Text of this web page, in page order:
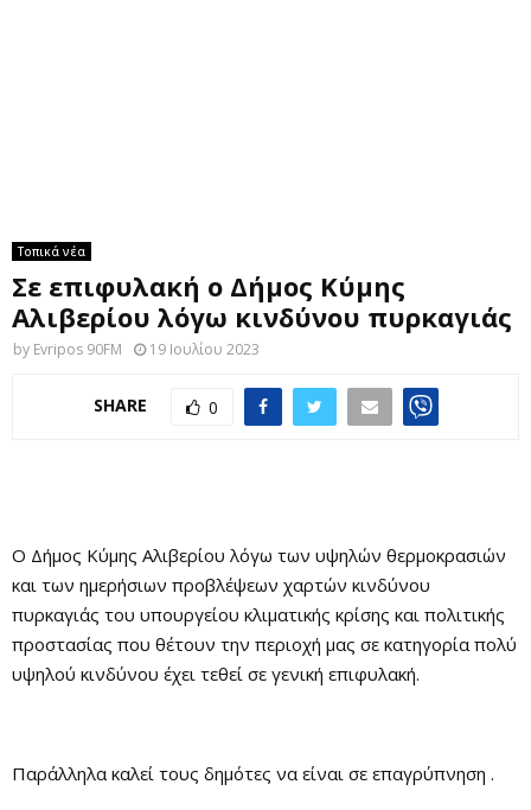
Τοπικά νέα
Σε επιφυλακή ο Δήμος Κύμης
Αλιβερίου λόγω κινδύνου πυρκαγιάς
by Evripos 90FM 19 Ιουλίου 2023
SHARE 0
Ο Δήμος Κύμης Αλιβερίου λόγω των υψηλών θερμοκρασιών
και των ημερήσιων προβλέψεων χαρτών κινδύνου
πυρκαγιάς του υπουργείου κλιματικής κρίσης και πολιτικής
προστασίας που θέτουν την περιοχή μας σε κατηγορία πολύ
υψηλού κινδύνου έχει τεθεί σε γενική επιφυλακή.
Παράλληλα καλεί τους δημότες να είναι σε επαγρύπνηση .